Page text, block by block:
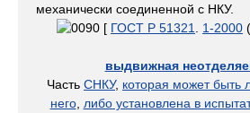
механически соединенной с НКУ.
[ ГОСТ Р 51321 1-2000 (
выдвижная
Часть СНКУ, которая может быть
него, либо установлена в